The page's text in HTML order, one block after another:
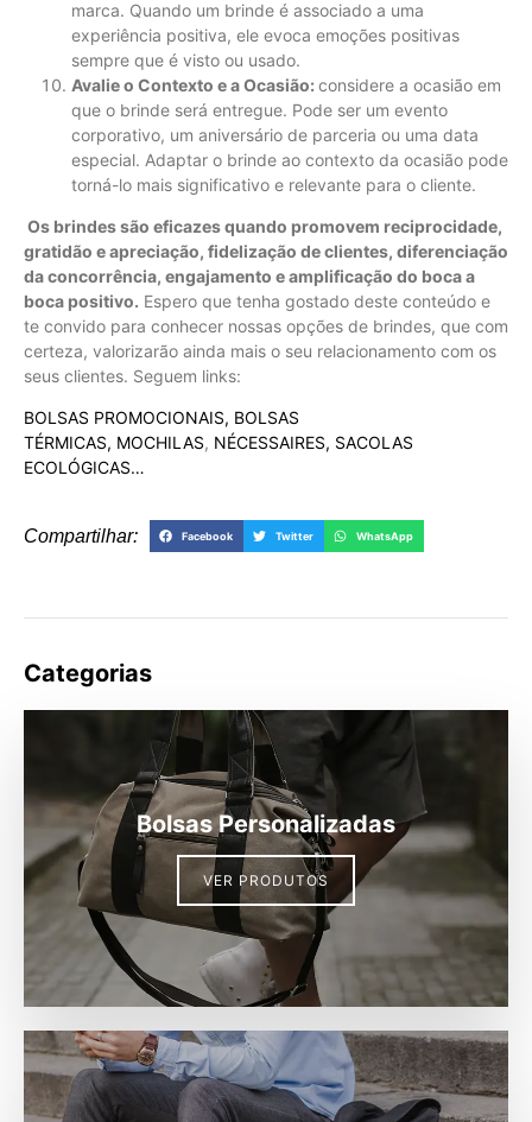
marca. Quando um brinde é associado a uma
experiência positiva, ele evoca emoções positivas
sempre que é visto ou usado.
Avalie o Contexto e a Ocasião: considere a ocasião em
que o brinde será entregue. Pode ser um evento
corporativo, um aniversário de parceria ou uma data
especial. Adaptar o brinde ao contexto da ocasião pode
torná-lo mais significativo e relevante para o cliente.
Os brindes são eficazes quando promovem reciprocidade,
gratidão e apreciação, fidelização de clientes, diferenciação
da concorrência, engajamento e amplificação do boca a
boca positivo. Espero que tenha gostado deste conteúdo e
te convido para conhecer nossas opções de brindes, que com
certeza, valorizarão ainda mais o seu relacionamento com os
seus clientes. Seguem links:
BOLSAS PROMOCIONAIS, BOLSAS
TÉRMICAS, MOCHILAS, NÉCESSAIRES, SACOLAS
ECOLÓGICAS…
Compartilhar: Facebook Twitter WhatsApp
Categorias
Bolsas Personalizadas
VER PRODUTOS